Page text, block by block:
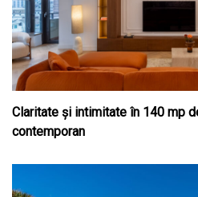
Claritate şi intimitate în 140 mp
contemporan